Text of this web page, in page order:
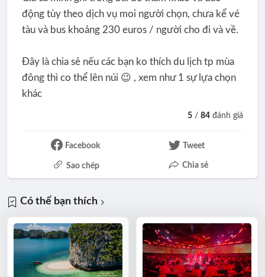
động tùy theo dịch vụ moi người chọn, chưa kể vé
tàu và bus khoảng 230 euros / người cho đi và về.
Đây là chia sẻ nếu các bạn ko thích du lịch tp mùa
đông thì co thể lên núi 😉 , xem như 1 sự lựa chọn
khác
5 /84 đánh giá
Facebook Tweet
Sao chép Chia sẻ
Có thể bạn thích